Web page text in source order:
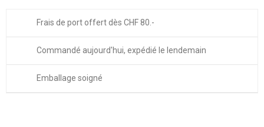
Frais de port offert dès CHF 80.-
Commandé aujourd'hui, expédié le lendemain
Emballage soigné